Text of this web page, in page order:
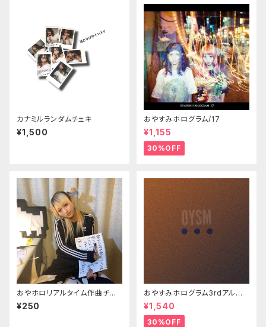
カナミルランダムチェキ
¥1,500
おやすみホログラム/17
¥1,155
30%OFF
おやホロリアルタイム作曲チャ
レンジデモ「亜空間」kanamil v
er.
¥250
おやすみホログラム3rdアルバ
ム「...」
¥1,540
30%OFF